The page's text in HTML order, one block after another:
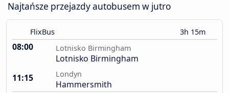
Najtańsze przejazdy autobusem w jutro
FlixBus 3h 15m
08:00 Lotnisko Birmingham
Lotnisko Birmingham
11:15
Londyn
Hammersmith